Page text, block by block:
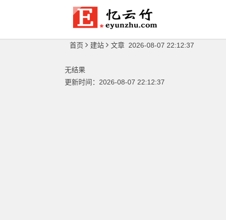
首页 建站 文章 2026-08-07 22:12:37
无结果
更新时间：2026-08-07 22:12:37